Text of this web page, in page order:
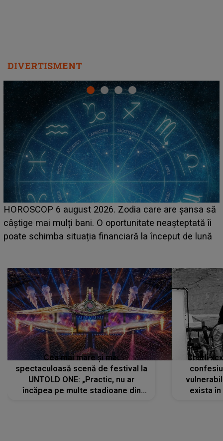
DIVERTISMENT
LINE-UP UNTOLD ONE, prima zi. Cine sunt artiștii
care deschid festivalul și de la ce ore au loc cele mai
așteptate concerte pe scena principală?
Cea mai mare și mai
spectaculoasă scenă de festival la
UNTOLD ONE: „Practic, nu ar
încăpea pe multe stadioane din
Charli
exista